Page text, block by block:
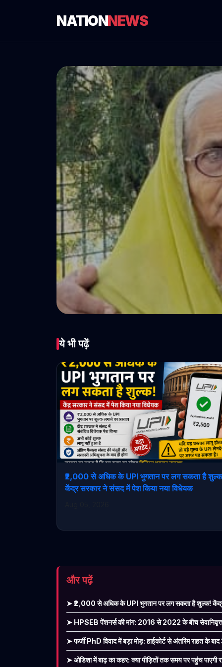
NATIONNEWS
64 वर्षों के सफल
June 09, 2026 • 1 min read
ये भी पढ़ें
₹2,000 से अधिक के UPI भुगतान पर लग सकता है
केंद्र सरकार ने संसद में पेश किया नया विधेयक
और पढ़ें
➤ ₹2,000 से अधिक के UPI भुगतान पर लग सकता है शुल्क!
➤ HPSEB पेंशनर्स की मांग: 2016 से 2022 के बीच सेवानिवृत्त
➤ फर्जी PhD विवाद में बड़ा मोड़: हाईकोर्ट से अंतरिम राहत के
➤ ओडिशा में बाढ़ का कहर: क्या पीड़ितों तक समय पर पहुंच पाएगी